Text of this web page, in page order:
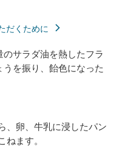
だくために
サラダ油を熱したフラ
を振り、飴色になった
、卵、牛乳に浸したパン
ます。